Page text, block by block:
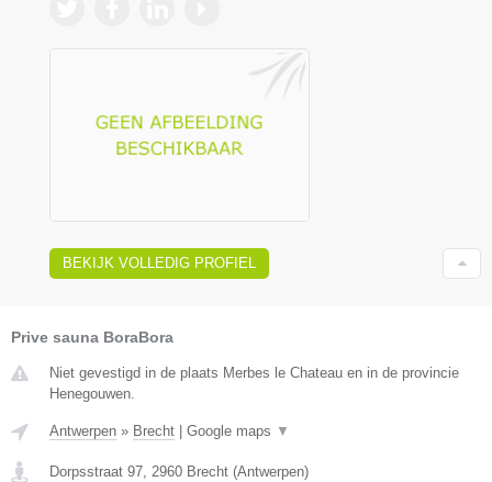
BEKIJK VOLLEDIG PROFIEL
Prive sauna BoraBora
Niet gevestigd in de plaats Merbes le Chateau en in de provincie
Henegouwen.
Antwerpen » Brecht Google maps ▼
Dorpsstraat 97, 2960 Brecht (Antwerpen)